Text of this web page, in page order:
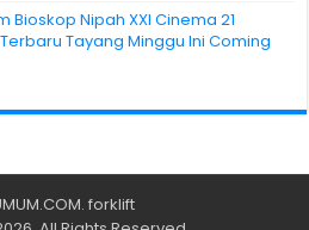
Bioskop Nipah XXI Cinema 21
Tayang Minggu Ini Coming
. forklift